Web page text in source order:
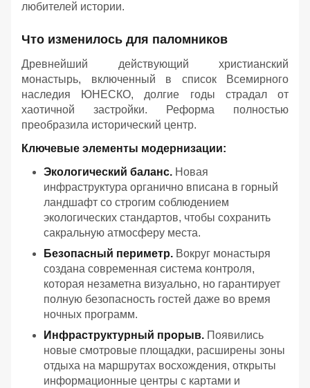
любителей истории.
Что изменилось для паломников
Древнейший действующий христианский
монастырь, включенный в список Всемирного
наследия ЮНЕСКО, долгие годы страдал от
хаотичной застройки. Реформа полностью
преобразила исторический центр.
Ключевые элементы модернизации:
Экологический баланс. Новая
инфраструктура органично вписана в горный
ландшафт со строгим соблюдением
экологических стандартов, чтобы сохранить
сакральную атмосферу места.
Безопасный периметр. Вокруг монастыря
создана современная система контроля,
которая незаметна визуально, но гарантирует
полную безопасность гостей даже во время
ночных программ.
Инфраструктурный прорыв. Появились
новые смотровые площадки, расширены зоны
отдыха на маршрутах восхождения, открыты
информационные центры с картами и